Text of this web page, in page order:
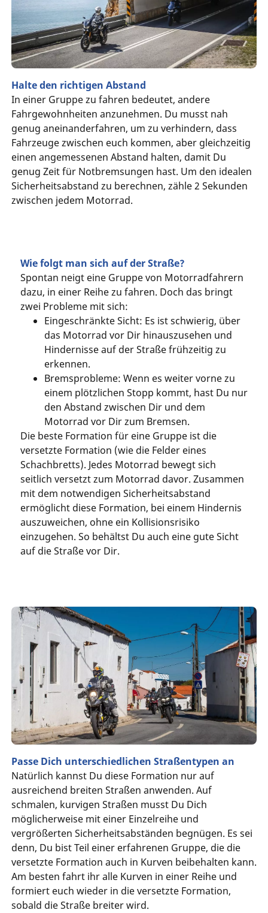
Halte den richtigen Abstand
In einer Gruppe zu fahren bedeutet, andere
Fahrgewohnheiten anzunehmen. Du musst nah
genug aneinanderfahren, um zu verhindern, dass
Fahrzeuge zwischen euch kommen, aber gleichzeitig
einen angemessenen Abstand halten, damit Du
genug Zeit für Notbremsungen hast. Um den idealen
Sicherheitsabstand zu berechnen, zähle 2 Sekunden
zwischen jedem Motorrad.
Wie folgt man sich auf der Straße?
Spontan neigt eine Gruppe von Motorradfahrern
dazu, in einer Reihe zu fahren. Doch das bringt
zwei Probleme mit sich:
Eingeschränkte Sicht: Es ist schwierig, über
das Motorrad vor Dir hinauszusehen und
Hindernisse auf der Straße frühzeitig zu
erkennen.
Bremsprobleme: Wenn es weiter vorne zu
einem plötzlichen Stopp kommt, hast Du nur
den Abstand zwischen Dir und dem
Motorrad vor Dir zum Bremsen.
Die beste Formation für eine Gruppe ist die
versetzte Formation (wie die Felder eines
Schachbretts). Jedes Motorrad bewegt sich
seitlich versetzt zum Motorrad davor. Zusammen
mit dem notwendigen Sicherheitsabstand
ermöglicht diese Formation, bei einem Hindernis
auszuweichen, ohne ein Kollisionsrisiko
einzugehen. So behältst Du auch eine gute Sicht
auf die Straße vor Dir.
Passe Dich unterschiedlichen Straßentypen an
Natürlich kannst Du diese Formation nur auf
ausreichend breiten Straßen anwenden. Auf
schmalen, kurvigen Straßen musst Du Dich
möglicherweise mit einer Einzelreihe und
vergrößerten Sicherheitsabständen begnügen. Es sei
denn, Du bist Teil einer erfahrenen Gruppe, die die
versetzte Formation auch in Kurven beibehalten kann.
Am besten fahrt ihr alle Kurven in einer Reihe und
formiert euch wieder in die versetzte Formation,
sobald die Straße breiter wird.